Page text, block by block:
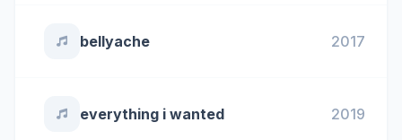
bellyache 2017
everything i wanted 2019